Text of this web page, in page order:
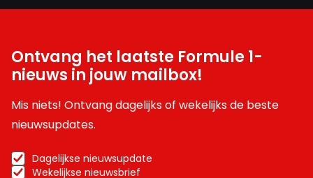
Ontvang het laatste Formule 1-
nieuws in jouw mailbox!
Mis niets! Ontvang dagelijks of wekelijks de beste
nieuwsupdates.
Dagelijkse nieuwsupdate
Wekelijkse nieuwsbrief